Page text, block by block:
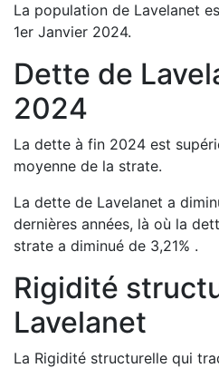
La population de Lavelanet
1er Janvier 2024.
Dette de
2024
La dette à fin 2024 est
moyenne de la strate.
La dette de Lavelanet a
dernières années, là où la
strate a diminué de 3,21% .
Rigidité
Lavelanet
La Rigidité structurelle qui